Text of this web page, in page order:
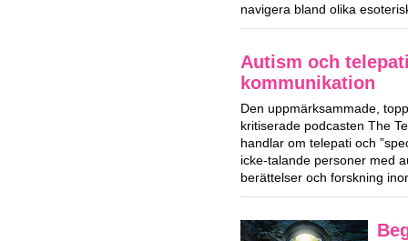
navigera bland olika
Autism och
kommunikation
Den uppmärksammade,
kritiserade podcasten The
handlar om telepati och
icke-talande personer med
berättelser och forskning